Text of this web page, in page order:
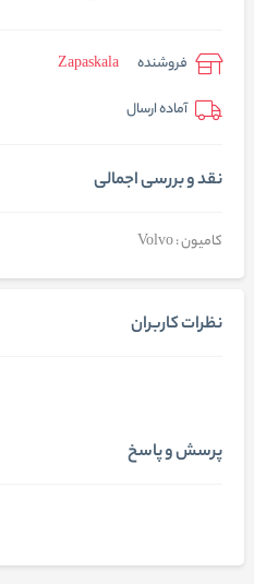
فروشنده
Zapaskala
آماده ارسال
نقد و بررسی اجمالی
کامیون : Volvo
نظرات کاربران
پرسش و پاسخ